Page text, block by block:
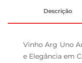
Descrição
Vinho Arg Uno
e Elegância em